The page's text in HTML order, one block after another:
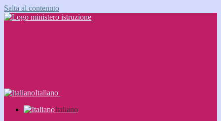
Salta al contenuto
Italiano
Italiano